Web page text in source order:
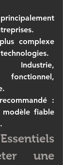
complexe
fiable
une